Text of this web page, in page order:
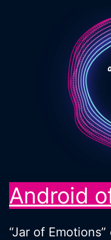
Android
“Jar of